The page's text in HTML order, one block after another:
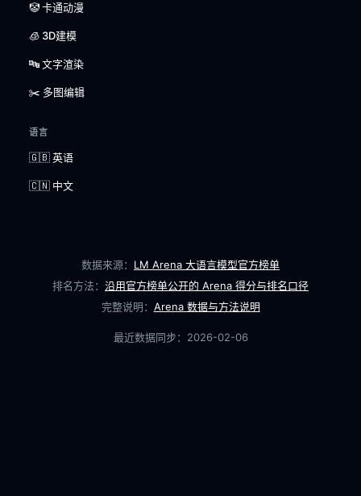
🤡 卡通动漫
🧊 3D建模
🔤 文字渲染
✂️ 多图编辑
语言
🇬🇧 英语
🇨🇳 中文
数据来源： LM Arena 大语言模型官方榜单
排名方法： 沿用官方榜单公开的 Arena 得分与排名口径
完整说明： Arena 数据与方法说明
最近数据同步： 2026-02-06